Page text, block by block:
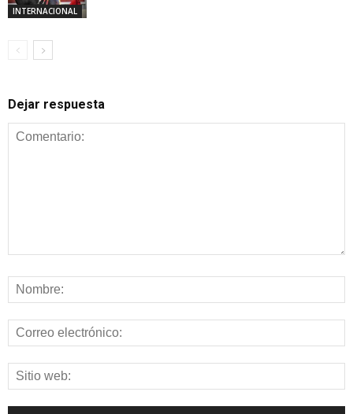
INTERNACIONAL
Dejar respuesta